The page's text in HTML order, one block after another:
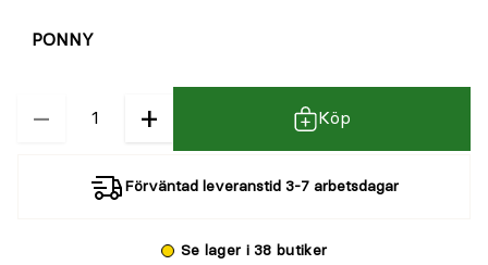
−
Kvantitet + Köp
Förväntad leveranstid 3-7 arbetsdagar
Se lager i 38 butiker